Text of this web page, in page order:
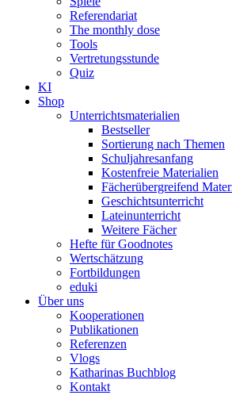
Referendariat
The monthly dose
Tools
Vertretungsstunde
Quiz
KI
Shop
Unterrichtsmaterialien
Bestseller
Sortierung nach Themen
Schuljahresanfang
Kostenfreie Materialien
Fächerübergreifend
Geschichtsunterricht
Lateinunterricht
Weitere Fächer
Hefte für Goodnotes
Wertschätzung
Fortbildungen
eduki
Über uns
Kooperationen
Publikationen
Referenzen
Vlogs
Katharinas Buchblog
Kontakt